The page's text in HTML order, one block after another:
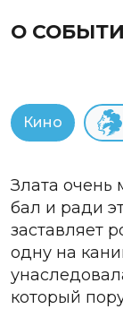
О
Кино
Злата очень
бал и ради
заставляет
одну на
который